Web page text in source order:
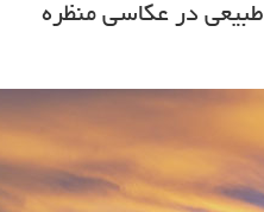
طبیعی در عکاسی منظره